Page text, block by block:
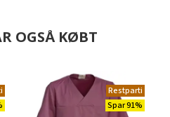
OGSÅ KØBT
Restparti
Spar 91%